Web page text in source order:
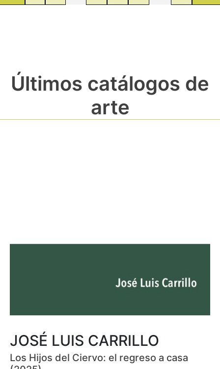
Últimos catálogos de
arte
JOSÉ LUIS CARRILLO
Los Hijos del Ciervo: el regreso a casa